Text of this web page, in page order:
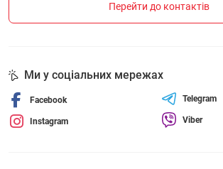
Перейти до контактів
Ми у соціальних мережах
Facebook
Instagram
Telegram
Viber